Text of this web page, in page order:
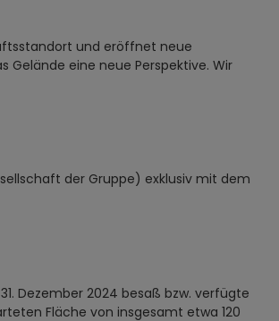
und eröffnet neue
Gelände eine neue Perspektive. Wir
der Gruppe) exklusiv mit dem
Dezember 2024 besaß bzw. verfügte
Fläche von insgesamt etwa 120